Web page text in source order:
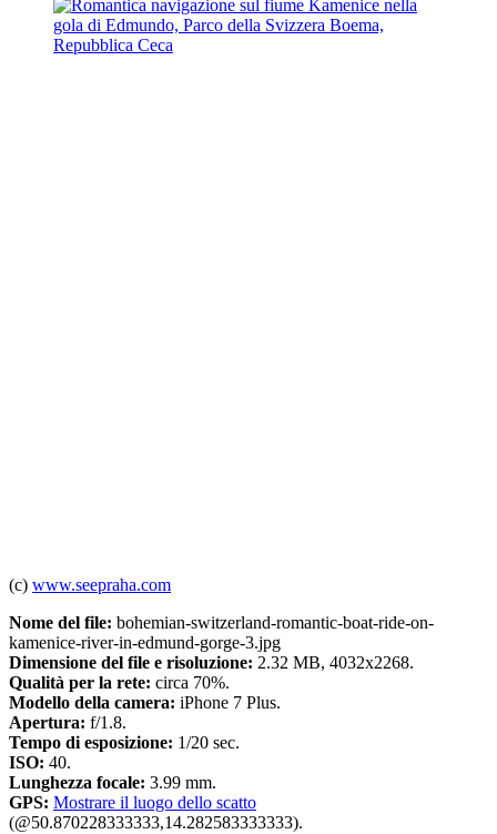
(c) www.seepraha.com
Nome del file: bohemian-switzerland-romantic-boat-ride-on-
kamenice-river-in-edmund-gorge-3.jpg
Dimensione del file e risoluzione: 2.32 MB, 4032x2268.
Qualità per la rete: circa 70%.
Modello della camera: iPhone 7 Plus.
Apertura: f/1.8.
Tempo di esposizione: 1/20 sec.
ISO: 40.
Lunghezza focale: 3.99 mm.
GPS: Mostrare il luogo dello scatto
(@50.870228333333,14.282583333333).